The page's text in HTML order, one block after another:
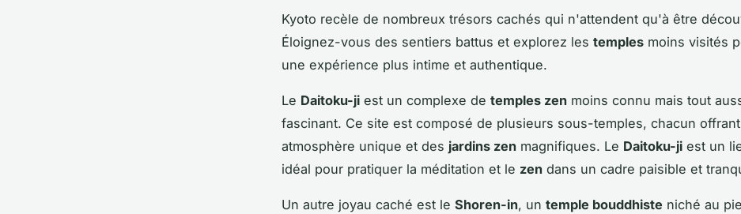
Kyoto recèle de nombreux trésors cachés qui n'attendent qu'à être
Éloignez-vous des sentiers battus et explorez les temples moins visités
une expérience plus intime et authentique.
Le Daitoku-ji est un complexe de temples zen moins connu mais tout
fascinant. Ce site est composé de plusieurs sous-temples, chacun
atmosphère unique et des jardins zen magnifiques. Le Daitoku-ji est un
idéal pour pratiquer la méditation et le zen dans un cadre paisible et
Un autre joyau caché est le Shoren-in, un temple bouddhiste niché au